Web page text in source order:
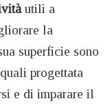
utili a
la
superficie sono
progettata
e di imparare il